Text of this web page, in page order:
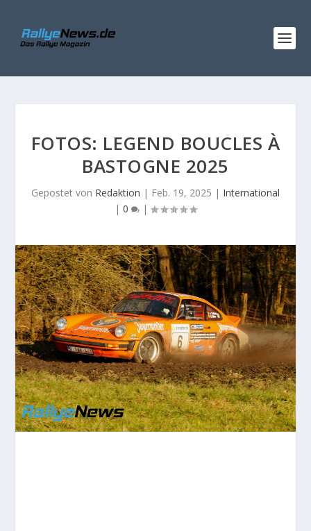
FOTOS: LEGEND BOUCLES À
BASTOGNE 2025
Gepostet von Redaktion | Feb. 19, 2025 | International
| 0 |